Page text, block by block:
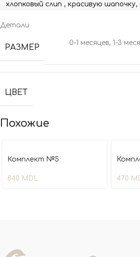
хлопковый слип , красивую шапочку,
Детали
РАЗМЕР 0-1 месяцев, 1-3
ЦВЕТ
Похожие
Комплект №5
840 MDL 470